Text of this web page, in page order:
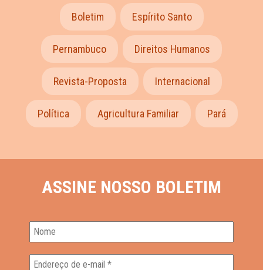
Boletim Espírito Santo
Pernambuco Direitos Humanos
Revista-Proposta Internacional
Política Agricultura Familiar Pará
ASSINE NOSSO BOLETIM